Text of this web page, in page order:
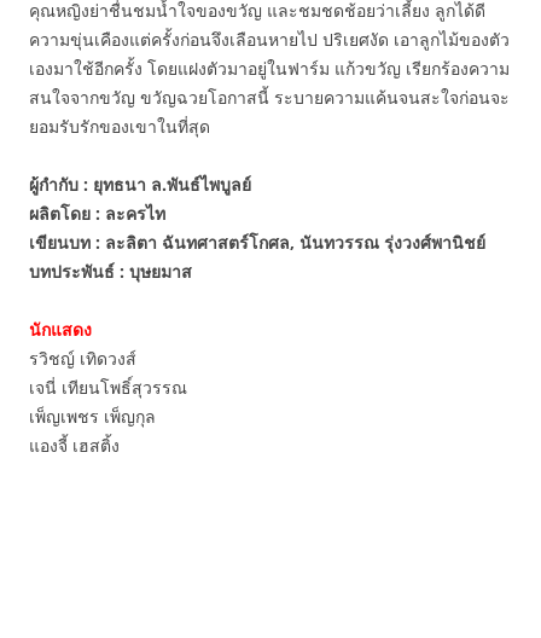
คุณหญิงย่าชื่นชมน้ำใจของขวัญ และชมชดช้อยว่าเลี้ยง ลูกได้ดี
ความขุ่นเคืองแต่ครั้งก่อนจึงเลือนหายไป ปริเยศงัด เอาลูกไม้ของตัว
เองมาใช้อีกครั้ง โดยแฝงตัวมาอยู่ในฟาร์ม แก้วขวัญ เรียกร้องความ
สนใจจากขวัญ ขวัญฉวยโอกาสนี้ ระบายความแค้นจนสะใจก่อนจะ
ยอมรับรักของเขาในที่สุด
ผู้กำกับ : ยุทธนา ล.พันธ์ไพบูลย์
ผลิตโดย : ละครไท
เขียนบท : ละลิตา ฉันทศาสตร์โกศล, นันทวรรณ รุ่งวงศ์พานิชย์
บทประพันธ์ : บุษยมาส
นักแสดง
รวิชญ์ เทิดวงส์
เจนี่ เทียนโพธิ์สุวรรณ
เพ็ญเพชร เพ็ญกุล
แองจี้ เฮสติ้ง